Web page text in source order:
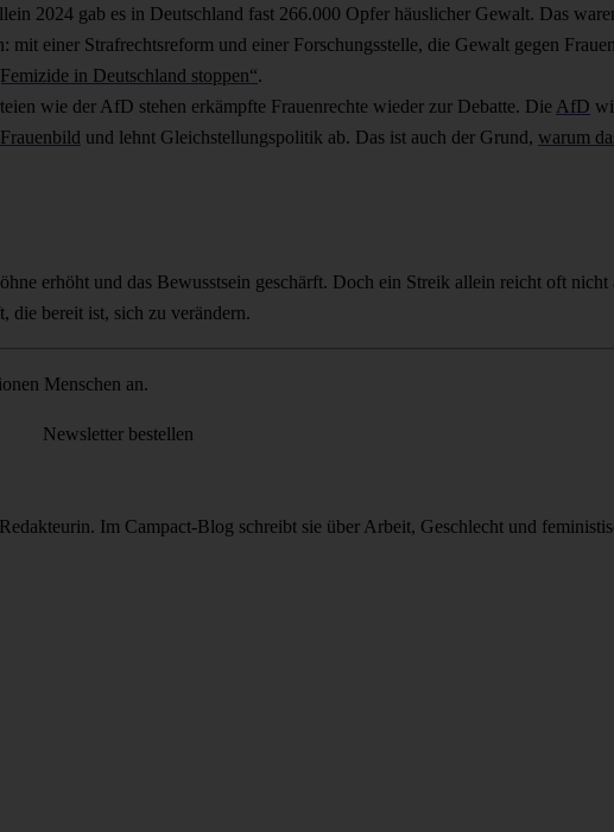
2024 gab es in Deutschland fast 266.000 Opfer häuslicher Gewalt. Das
mit einer Strafrechtsreform und einer Forschungsstelle, die Gewalt gegen
in Deutschland stoppen“.
wie der AfD stehen erkämpfte Frauenrechte wieder zur Debatte. Die AfD
und lehnt Gleichstellungspolitik ab. Das ist auch der Grund, warum
erhöht und das Bewusstsein geschärft. Doch ein Streik allein reicht oft nicht
die bereit ist, sich zu verändern.
Menschen an.
Newsletter bestellen
Im Campact-Blog schreibt sie über Arbeit, Geschlecht und